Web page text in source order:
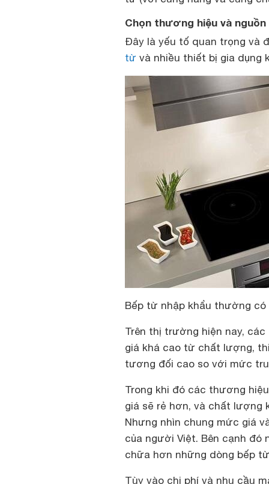
Chọn thương hiệu và
Đây là yếu tố quan trọng và
từ và nhiều thiết bị gia dụng
Bếp từ nhập khẩu thường có
Trên thị trường hiện nay,
giá khá cao từ chất lượng,
tương đối cao so với mức
Trong khi đó các thương
giá sẽ rẻ hơn, và chất lượng
Nhưng nhìn chung mức giá
của người Việt. Bên cạnh
chữa hơn những dòng bếp
Tùy vào chi phí và nhu cầu